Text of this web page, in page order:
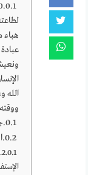
هباء
الله